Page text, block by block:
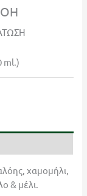
ml.)
χαμομήλι,
& μέλι.